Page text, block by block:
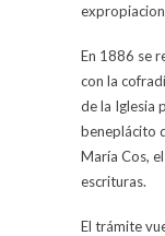
En 1886 se
con la
de la Iglesia
beneplácito
María Cos,
escrituras.
El trámite